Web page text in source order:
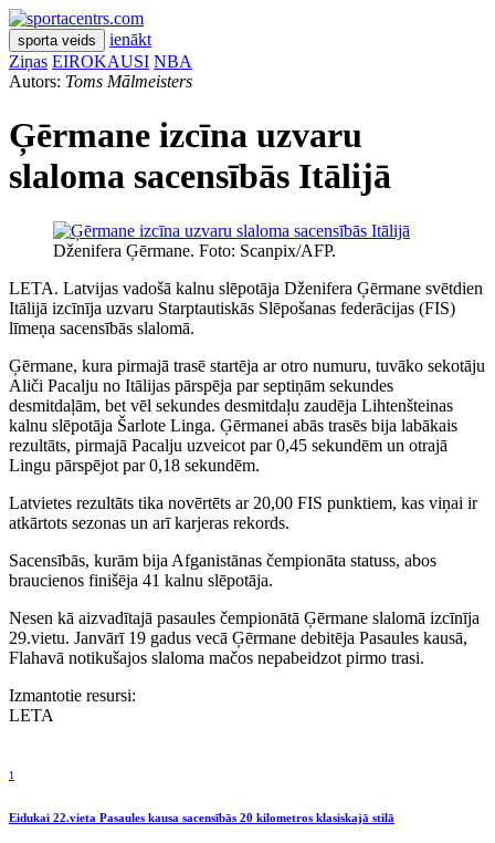
sporta veids
ienākt
Ziņas EIROKAUSI NBA
Autors: Toms Mālmeisters
Ģērmane izcīna uzvaru
slaloma sacensībās Itālijā
Dženifera Ģērmane. Foto: Scanpix/AFP.
LETA. Latvijas vadošā kalnu slēpotāja Dženifera Ģērmane svētdien
Itālijā izcīnīja uzvaru Starptautiskās Slēpošanas federācijas (FIS)
līmeņa sacensībās slalomā.
Ģērmane, kura pirmajā trasē startēja ar otro numuru, tuvāko sekotāju
Aliči Pacalju no Itālijas pārspēja par septiņām sekundes
desmitdaļām, bet vēl sekundes desmitdaļu zaudēja Lihtenšteinas
kalnu slēpotāja Šarlote Linga. Ģērmanei abās trasēs bija labākais
rezultāts, pirmajā Pacalju uzveicot par 0,45 sekundēm un otrajā
Lingu pārspējot par 0,18 sekundēm.
Latvietes rezultāts tika novērtēts ar 20,00 FIS punktiem, kas viņai ir
atkārtots sezonas un arī karjeras rekords.
Sacensībās, kurām bija Afganistānas čempionāta statuss, abos
braucienos finišēja 41 kalnu slēpotāja.
Nesen kā aizvadītajā pasaules čempionātā Ģērmane slalomā izcīnīja
29.vietu. Janvārī 19 gadus vecā Ģērmane debitēja Pasaules kausā,
Flahavā notikušajos slaloma mačos nepabeidzot pirmo trasi.
Izmantotie resursi:
LETA
1
Eidukai 22.vieta Pasaules kausa sacensībās 20 kilometros klasiskajā stilā